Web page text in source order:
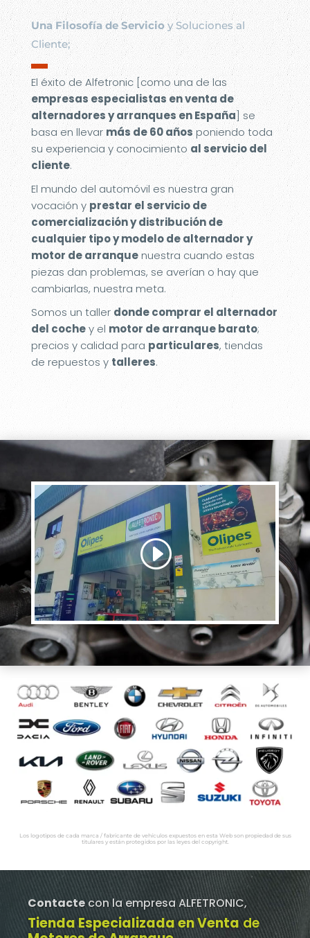
Una Filosofía de Servicioy Soluciones al
Cliente;
▬
El éxito de Alfetronic [como una de las
empresas especialistas en venta de
alternadores y arranques en España] se
basa en llevar más de 60 años poniendo toda
su experiencia y conocimiento al servicio del
cliente.
El mundo del automóvil es nuestra gran
vocación y prestar el servicio de
comercialización y distribución de
cualquier tipo y modelo de alternador y
motor de arranquenuestra cuando estas
piezas dan problemas, se averían o hay que
cambiarlas, nuestra meta.
Somos un taller donde comprar el alternador
del cochey el motor de arranque barato;
precios y calidad para particulares, tiendas
de repuestos ytalleres.
Los logotipos de cada marca / fabricante de vehículos expuestos en esta Web son propiedad de sus
titulares y están protegidos por las leyes del copyright.
Contacte con la empresa ALFETRONIC,
Tienda Especializada en Venta de